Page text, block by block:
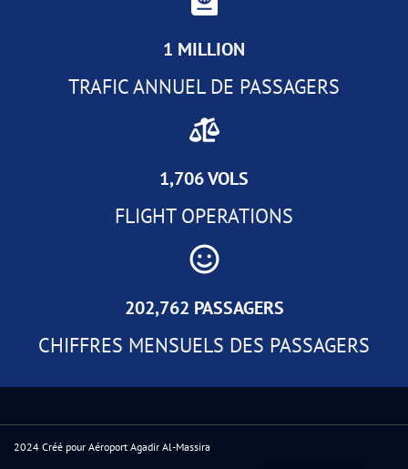
1 MILLION
TRAFIC ANNUEL DE PASSAGERS
1,706 VOLS
FLIGHT OPERATIONS
202,762 PASSAGERS
CHIFFRES MENSUELS DES PASSAGERS
2024 Créé pour Aéroport Agadir Al-Massira